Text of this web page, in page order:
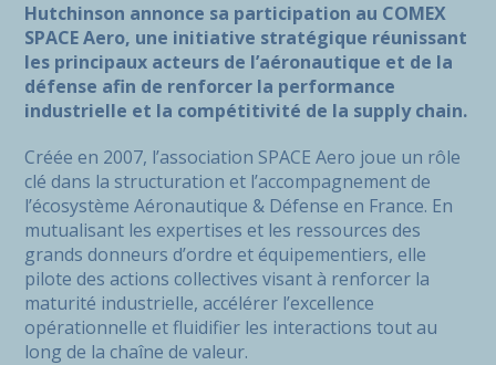
Hutchinson annonce sa participation au COMEX
SPACE Aero, une initiative stratégique réunissant
les principaux acteurs de l’aéronautique et de la
défense afin de renforcer la performance
industrielle et la compétitivité de la supply chain.
Créée en 2007, l’association SPACE Aero joue un rôle
clé dans la structuration et l’accompagnement de
l’écosystème Aéronautique & Défense en France. En
mutualisant les expertises et les ressources des
grands donneurs d’ordre et équipementiers, elle
pilote des actions collectives visant à renforcer la
maturité industrielle, accélérer l’excellence
opérationnelle et fluidifier les interactions tout au
long de la chaîne de valeur.